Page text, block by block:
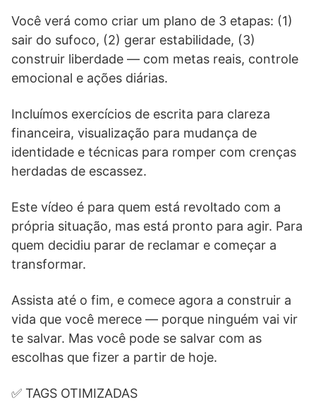
Você verá como criar um plano de 3 etapas: (1)
sair do sufoco, (2) gerar estabilidade, (3)
construir liberdade — com metas reais, controle
emocional e ações diárias.
Incluímos exercícios de escrita para clareza
financeira, visualização para mudança de
identidade e técnicas para romper com crenças
herdadas de escassez.
Este vídeo é para quem está revoltado com a
própria situação, mas está pronto para agir. Para
quem decidiu parar de reclamar e começar a
transformar.
Assista até o fim, e comece agora a construir a
vida que você merece — porque ninguém vai vir
te salvar. Mas você pode se salvar com as
escolhas que fizer a partir de hoje.
✅ TAGS OTIMIZADAS